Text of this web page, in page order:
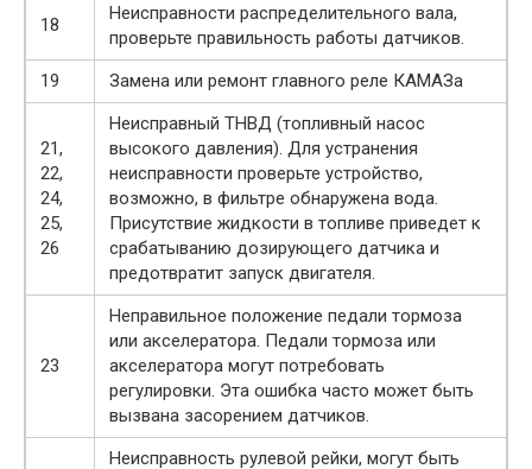
18
Неисправности распределительного вала,
проверьте правильность работы датчиков.
19
Замена или ремонт главного реле КАМАЗа
21,
22,
24,
25,
26
Неисправный ТНВД (топливный насос
высокого давления). Для устранения
неисправности проверьте устройство,
возможно, в фильтре обнаружена вода.
Присутствие жидкости в топливе приведет к
срабатыванию дозирующего датчика и
предотвратит запуск двигателя.
23
Неправильное положение педали тормоза
или акселератора. Педали тормоза или
акселератора могут потребовать
регулировки. Эта ошибка часто может быть
вызвана засорением датчиков.
Неисправность рулевой рейки, могут быть